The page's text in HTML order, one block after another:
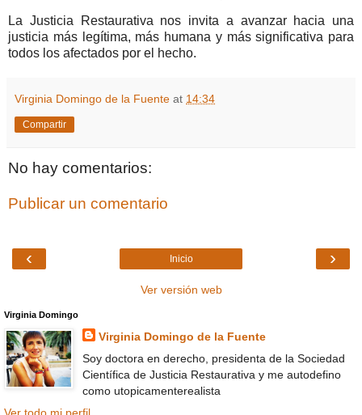
La Justicia Restaurativa nos invita a avanzar hacia una
justicia más legítima, más humana y más significativa para
todos los afectados por el hecho.
Virginia Domingo de la Fuente at 14:34
Compartir
No hay comentarios:
Publicar un comentario
‹ ›
Inicio
Ver versión web
Virginia Domingo
Virginia Domingo de la Fuente
Soy doctora en derecho, presidenta de la Sociedad
Científica de Justicia Restaurativa y me autodefino
como utopicamenterealista